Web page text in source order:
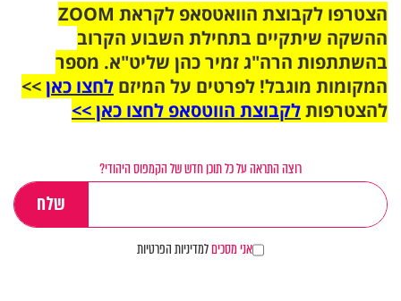
הצטרפו לקבוצת הוואטסאפ לקראת ZOOM
ההשקה שיתקיים בתחילת השבוע הקרוב
בהשתתפות הרה"ג זמיר כהן שליט"א. מספר
המקומות מוגבל! לפרטים על המיזם לחצו כאן>>
להצטרפותלקבוצת הווטסאפ לחצו כאן >>
רוצה התראה על כל תוכן חדש של הקמפוס היהודי?
אני מסכיםלמדיניות הפרטיות